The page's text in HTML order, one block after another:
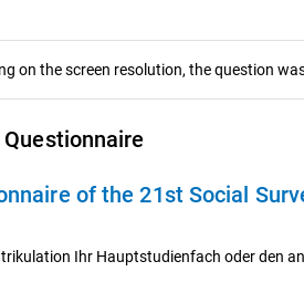
on the screen resolution, the question
of the 21st Social
Ihr Hauptstudienfach oder den